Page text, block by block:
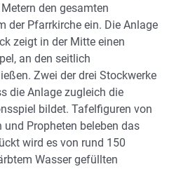
den gesamten
der Pfarrkirche ein. Die Anlage
zeigt in der Mitte einen
an den seitlich
Zwei der drei Stockwerke
die Anlage zugleich die
bildet. Tafelfiguren von
und Propheten beleben das
wird es von rund 150
Wasser gefüllten